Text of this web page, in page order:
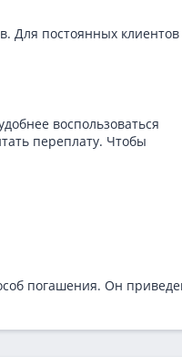
Для постоянных клиентов
воспользоваться
переплату. Чтобы
погашения. Он